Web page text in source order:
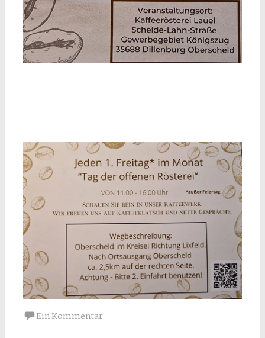
Ein Kommentar